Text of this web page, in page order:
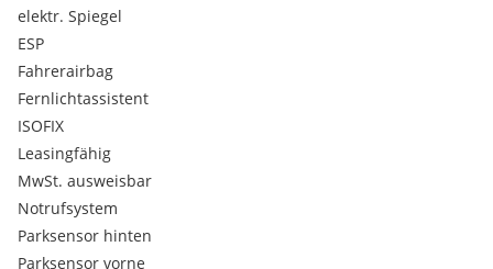
elektr. Spiegel
ESP
Fahrerairbag
Fernlichtassistent
ISOFIX
Leasingfähig
MwSt. ausweisbar
Notrufsystem
Parksensor hinten
Parksensor vorne